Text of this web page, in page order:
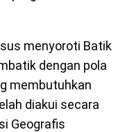
menyoroti Batik
dengan pola
membutuhkan
diakui secara
Geografis